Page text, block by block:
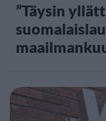
”Täysin